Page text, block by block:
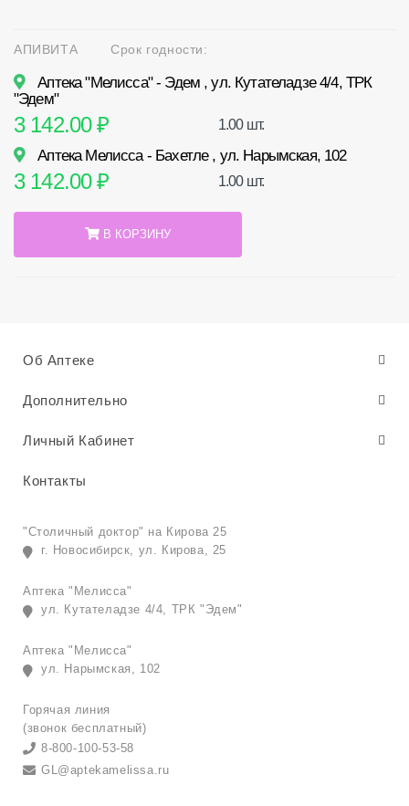
АПИВИТА Срок годности:
Аптека "Мелисса" - Эдем , ул. Кутателадзе 4/4, ТРК
"Эдем"
3 142.00 ₽ 1.00 шт.
Аптека Мелисса - Бахетле , ул. Нарымская, 102
3 142.00 ₽ 1.00 шт.
В КОРЗИНУ
Об Аптеке
Дополнительно
Личный Кабинет
Контакты
"Столичный доктор" на Кирова 25
г. Новосибирск, ул. Кирова, 25
Аптека "Мелисса"
ул. Кутателадзе 4/4, ТРК "Эдем"
Аптека "Мелисса"
ул. Нарымская, 102
Горячая линия
(звонок бесплатный)
8-800-100-53-58
GL@aptekamelissa.ru